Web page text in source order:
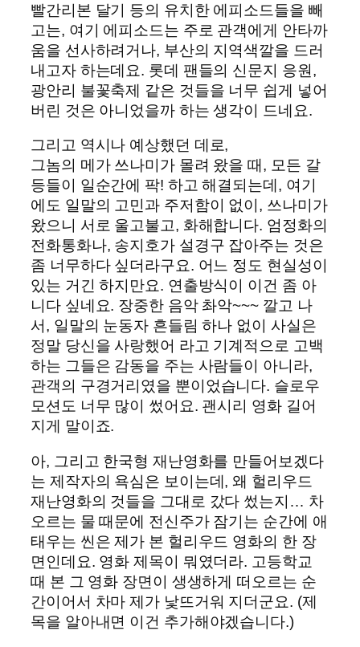
빨간리본 달기 등의 유치한 에피소드들을 빼
고는, 여기 에피소드는 주로 관객에게 안타까
움을 선사하려거나, 부산의 지역색깔을 드러
내고자 하는데요. 롯데 팬들의 신문지 응원,
광안리 불꽃축제 같은 것들을 너무 쉽게 넣어
버린 것은 아니었을까 하는 생각이 드네요.
그리고 역시나 예상했던 데로,
그놈의 메가 쓰나미가 몰려 왔을 때, 모든 갈
등들이 일순간에 팍! 하고 해결되는데, 여기
에도 일말의 고민과 주저함이 없이, 쓰나미가
왔으니 서로 울고불고, 화해합니다. 엄정화의
전화통화나, 송지호가 설경구 잡아주는 것은
좀 너무하다 싶더라구요. 어느 정도 현실성이
있는 거긴 하지만요. 연출방식이 이건 좀 아
니다 싶네요. 장중한 음악 촤악~~~ 깔고 나
서, 일말의 눈동자 흔들림 하나 없이 사실은
정말 당신을 사랑했어 라고 기계적으로 고백
하는 그들은 감동을 주는 사람들이 아니라,
관객의 구경거리였을 뿐이었습니다. 슬로우
모션도 너무 많이 썼어요. 괜시리 영화 길어
지게 말이죠.
아, 그리고 한국형 재난영화를 만들어보겠다
는 제작자의 욕심은 보이는데, 왜 헐리우드
재난영화의 것들을 그대로 갔다 썼는지… 차
오르는 물 때문에 전신주가 잠기는 순간에 애
태우는 씬은 제가 본 헐리우드 영화의 한 장
면인데요. 영화 제목이 뭐였더라. 고등학교
때 본 그 영화 장면이 생생하게 떠오르는 순
간이어서 차마 제가 낯뜨거워 지더군요. (제
목을 알아내면 이건 추가해야겠습니다.)